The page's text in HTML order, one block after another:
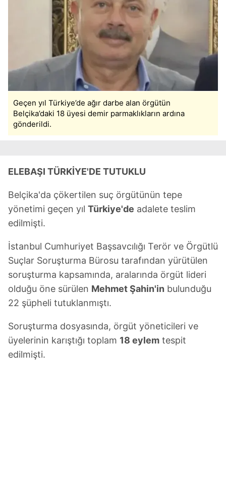
Geçen yıl Türkiye’de ağır darbe alan örgütün
Belçika’daki 18 üyesi demir parmaklıkların ardına
gönderildi.
ELEBAŞI TÜRKİYE'DE TUTUKLU
Belçika'da çökertilen suç örgütünün tepe
yönetimi geçen yıl Türkiye'de adalete teslim
edilmişti.
İstanbul Cumhuriyet Başsavcılığı Terör ve Örgütlü
Suçlar Soruşturma Bürosu tarafından yürütülen
soruşturma kapsamında, aralarında örgüt lideri
olduğu öne sürülen Mehmet Şahin'in bulunduğu
22 şüpheli tutuklanmıştı.
Soruşturma dosyasında, örgüt yöneticileri ve
üyelerinin karıştığı toplam 18 eylem tespit
edilmişti.